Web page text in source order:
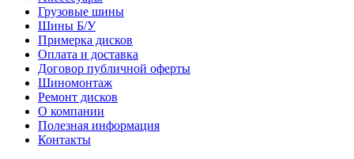
Грузовые шины
Шины Б/У
Примерка дисков
Оплата и доставка
Договор публичной оферты
Шиномонтаж
Ремонт дисков
О компании
Полезная информация
Контакты